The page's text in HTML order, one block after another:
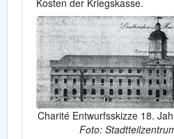
Kosten der Kriegskasse.
Charité Entwurfsskizze 18.
Foto: